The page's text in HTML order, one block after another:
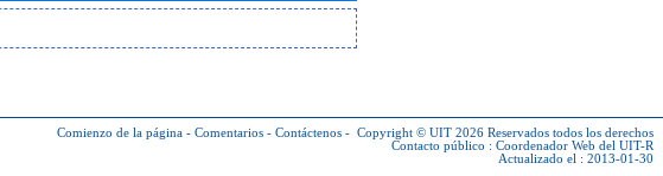
Comienzo de la página - Comentarios - Contáctenos - Copyright © UIT 2026 Reservados todos los derechos
Contacto público : Coordenador Web del UIT-R
Actualizado el : 2013-01-30